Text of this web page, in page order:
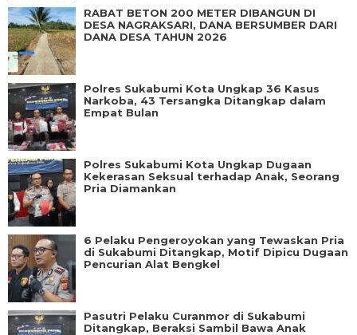
RABAT BETON 200 METER DIBANGUN DI
DESA NAGRAKSARI, DANA BERSUMBER DARI
DANA DESA TAHUN 2026
Polres Sukabumi Kota Ungkap 36 Kasus
Narkoba, 43 Tersangka Ditangkap dalam
Empat Bulan
Polres Sukabumi Kota Ungkap Dugaan
Kekerasan Seksual terhadap Anak, Seorang
Pria Diamankan
6 Pelaku Pengeroyokan yang Tewaskan Pria
di Sukabumi Ditangkap, Motif Dipicu Dugaan
Pencurian Alat Bengkel
Pasutri Pelaku Curanmor di Sukabumi
Ditangkap, Beraksi Sambil Bawa Anak